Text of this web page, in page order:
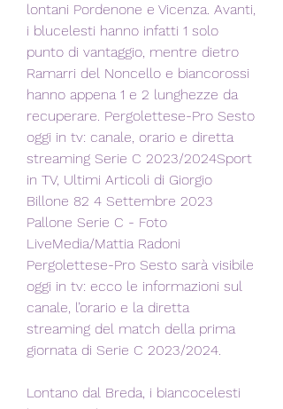
lontani Pordenone e Vicenza. Avanti,
i blucelesti hanno infatti 1 solo
punto di vantaggio, mentre dietro
Ramarri del Noncello e biancorossi
hanno appena 1 e 2 lunghezze da
recuperare. Pergolettese-Pro Sesto
oggi in tv: canale, orario e diretta
streaming Serie C 2023/2024Sport
in TV, Ultimi Articoli di Giorgio
Billone 82 4 Settembre 2023
Pallone Serie C - Foto
LiveMedia/Mattia Radoni
Pergolettese-Pro Sesto sarà visibile
oggi in tv: ecco le informazioni sul
canale, l’orario e la diretta
streaming del match della prima
giornata di Serie C 2023/2024.
Lontano dal Breda, i biancocelesti